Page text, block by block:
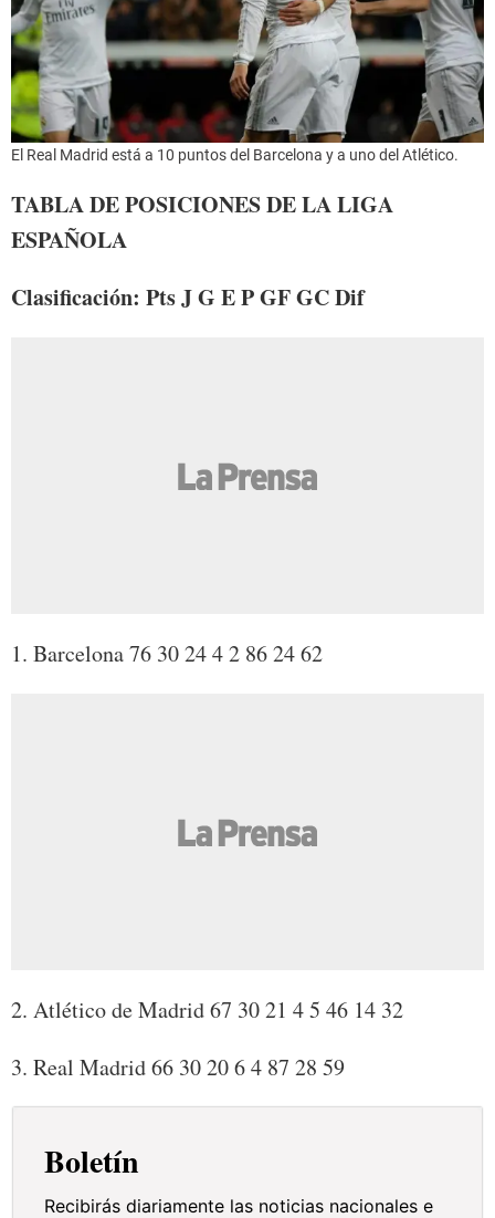
El Real Madrid está a 10 puntos del Barcelona y a uno del Atlético.
TABLA DE POSICIONES DE LA LIGA
ESPAÑOLA
Clasificación: Pts J G E P GF GC Dif
1. Barcelona 76 30 24 4 2 86 24 62
2. Atlético de Madrid 67 30 21 4 5 46 14 32
3. Real Madrid 66 30 20 6 4 87 28 59
Boletín
Recibirás diariamente las noticias nacionales e